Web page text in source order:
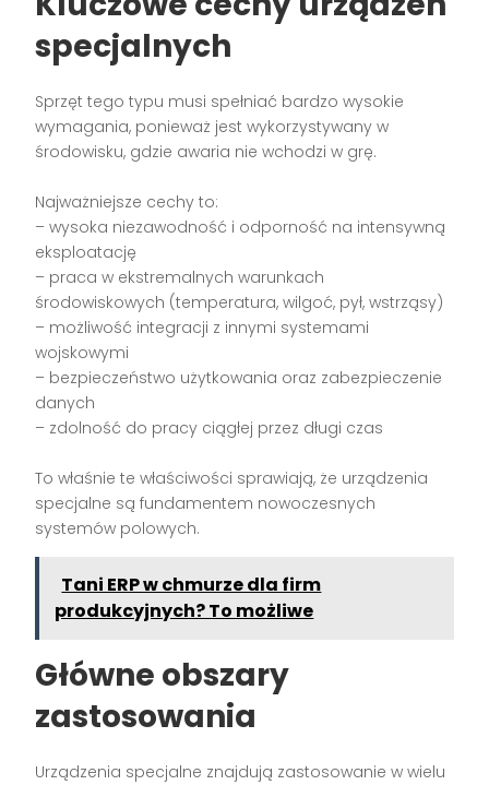
specjalnych
Sprzęt tego typu musi spełniać bardzo wysokie
wymagania, ponieważ jest wykorzystywany w
środowisku, gdzie awaria nie wchodzi w grę.
Najważniejsze cechy to:
– wysoka niezawodność i odporność na intensywną
eksploatację
– praca w ekstremalnych warunkach
środowiskowych (temperatura, wilgoć, pył, wstrząsy)
– możliwość integracji z innymi systemami
wojskowymi
– bezpieczeństwo użytkowania oraz zabezpieczenie
danych
– zdolność do pracy ciągłej przez długi czas
To właśnie te właściwości sprawiają, że urządzenia
specjalne są fundamentem nowoczesnych
systemów polowych.
Tani ERP w chmurze dla firm
produkcyjnych? To możliwe
Główne obszary
zastosowania
Urządzenia specjalne znajdują zastosowanie w wielu